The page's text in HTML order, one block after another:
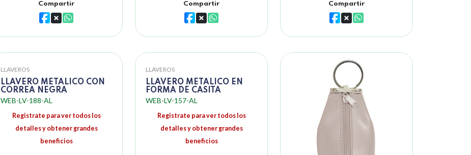
Compartir Compartir Compartir
LLAVEROS
LLAVERO METALICO CON
CORREA NEGRA
WEB-LV-188-AL
Registrate para ver todos los
detalles y obtener grandes
beneficios
LLAVEROS
LLAVERO METALICO EN
FORMA DE CASITA
WEB-LV-157-AL
Registrate para ver todos los
detalles y obtener grandes
beneficios